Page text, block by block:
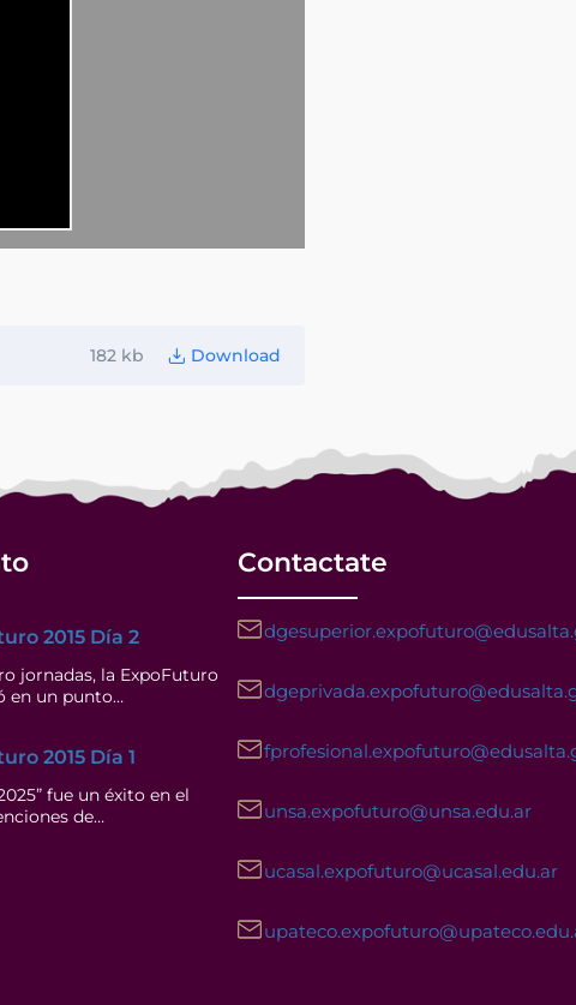
182 kb Download
2015 Día 2
jornadas, la ExpoFuturo
en un punto…
2015 Día 1
fue un éxito en el
de…
Contactate
unsa.expofuturo@unsa.edu.ar
ucasal.expofuturo@ucasal.edu.ar